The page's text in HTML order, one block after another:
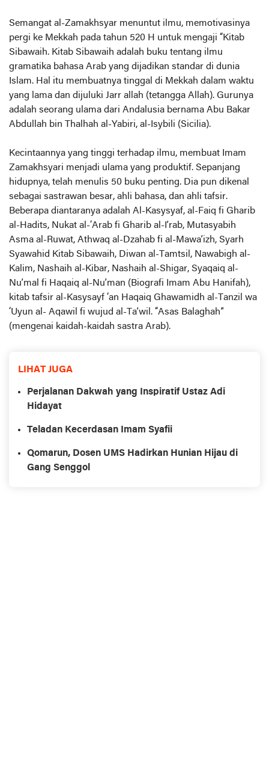
Semangat al-Zamakhsyar menuntut ilmu, memotivasinya
pergi ke Mekkah pada tahun 520 H untuk mengaji “Kitab
Sibawaih. Kitab Sibawaih adalah buku tentang ilmu
gramatika bahasa Arab yang dijadikan standar di dunia
Islam. Hal itu membuatnya tinggal di Mekkah dalam waktu
yang lama dan dijuluki Jarr allah (tetangga Allah). Gurunya
adalah seorang ulama dari Andalusia bernama Abu Bakar
Abdullah bin Thalhah al-Yabiri, al-Isybili (Sicilia).
Kecintaannya yang tinggi terhadap ilmu, membuat Imam
Zamakhsyari menjadi ulama yang produktif. Sepanjang
hidupnya, telah menulis 50 buku penting. Dia pun dikenal
sebagai sastrawan besar, ahli bahasa, dan ahli tafsir.
Beberapa diantaranya adalah Al-Kasysyaf, al-Faiq fi Gharib
al-Hadits, Nukat al-‘Arab fi Gharib al-I’rab, Mutasyabih
Asma al-Ruwat, Athwaq al-Dzahab fi al-Mawa’izh, Syarh
Syawahid Kitab Sibawaih, Diwan al-Tamtsil, Nawabigh al-
Kalim, Nashaih al-Kibar, Nashaih al-Shigar, Syaqaiq al-
Nu’mal fi Haqaiq al-Nu’man (Biografi Imam Abu Hanifah),
kitab tafsir al-Kasysayf ‘an Haqaiq Ghawamidh al-Tanzil wa
‘Uyun al- Aqawil fi wujud al-Ta’wil. “Asas Balaghah”
(mengenai kaidah-kaidah sastra Arab).
LIHAT JUGA
Perjalanan Dakwah yang Inspiratif Ustaz Adi
Hidayat
Teladan Kecerdasan Imam Syafii
Qomarun, Dosen UMS Hadirkan Hunian Hijau di
Gang Senggol